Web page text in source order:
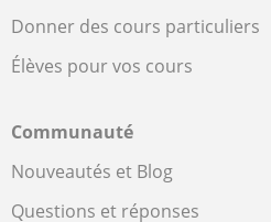
Donner des cours particuliers
Élèves pour vos cours
Communauté
Nouveautés et Blog
Questions et réponses